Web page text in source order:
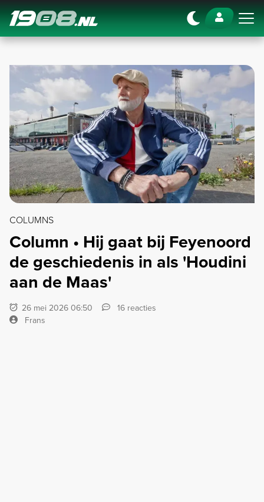
Navigation
COLUMNS
Column • Hij gaat bij Feyenoord
de geschiedenis in als 'Houdini
aan de Maas'
26 mei 2026 06:50
16 reacties
Frans